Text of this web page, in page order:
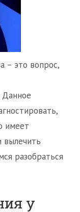
– это вопрос,
имеет
вылечить
разобраться
у